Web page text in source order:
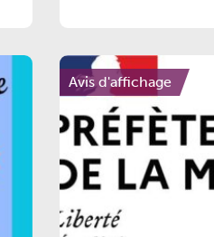
Avis d'affichage